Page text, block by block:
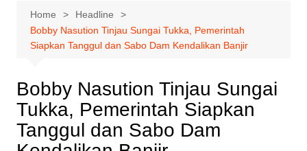
Home
Headline
Bobby Nasution Tinjau Sungai Tukka, Pemerintah
Siapkan Tanggul dan Sabo Dam Kendalikan Banjir
Bobby Nasution Tinjau Sungai
Tukka, Pemerintah Siapkan
Tanggul dan Sabo Dam